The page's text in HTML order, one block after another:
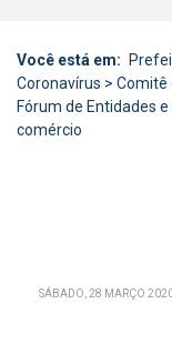
Você está em:
Coronavírus > Comitê
Fórum de Entidades
comércio
SÁBADO, 28 MARÇO